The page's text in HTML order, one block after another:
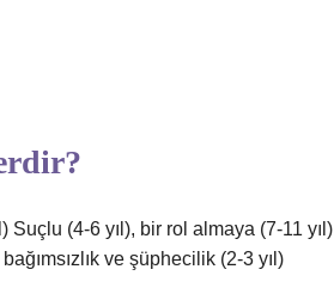
Suçlu (4-6 yıl), bir rol almaya (7-11 yıl)
ve şüphecilik (2-3 yıl)